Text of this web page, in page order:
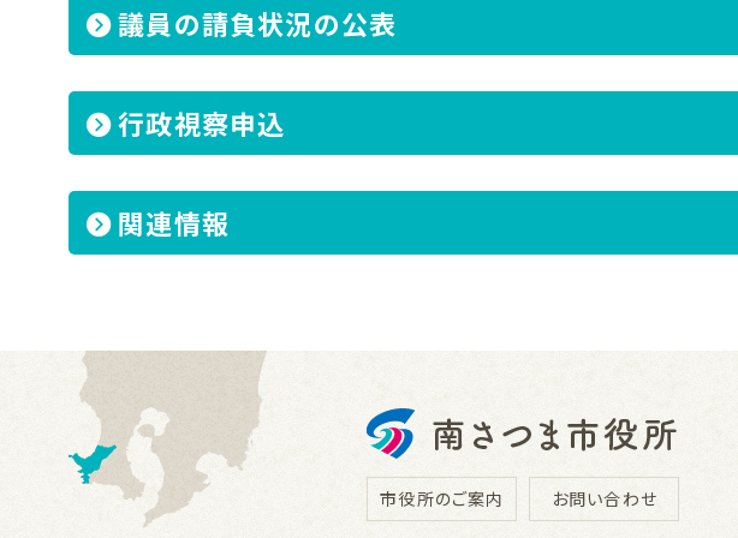
議員の請負状況の公表
行政視察申込
関連情報
市役所のご案内 お問い合わせ